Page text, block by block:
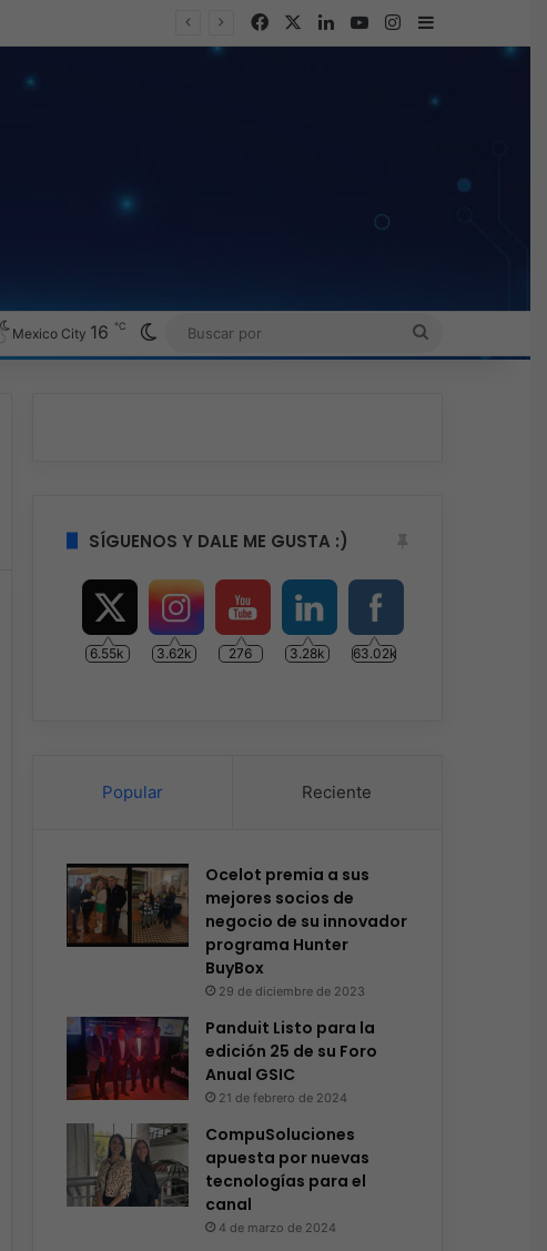
FacebookLinkedInYouTubeInstagram
Barra lateral
Mexico City 16 ℃ Switch skin
BUSCAR
SÍGUENOS Y DALE ME GUSTA :)
6.55k 3.62k 276 3.28k 63.02k
Popular Reciente
Ocelot premia a sus
mejores socios de
negocio de su innovador
programa Hunter
BuyBox
29 de diciembre de 2023
Panduit Listo para la
edición 25 de su Foro
Anual GSIC
21 de febrero de 2024
CompuSoluciones
apuesta por nuevas
tecnologías para el
canal
4 de marzo de 2024